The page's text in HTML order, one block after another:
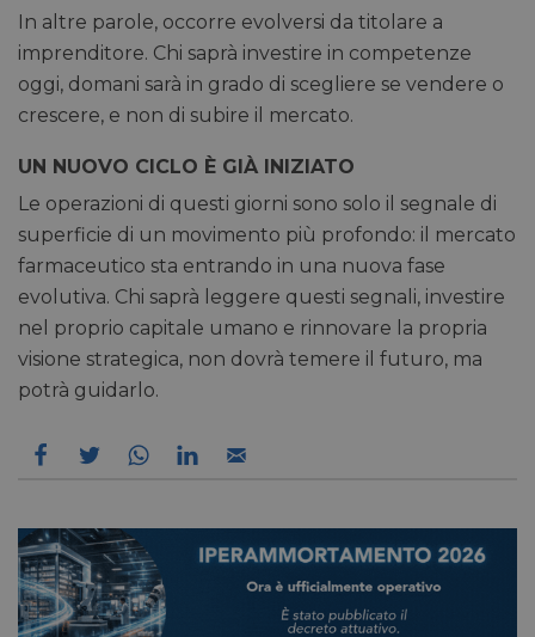
In altre parole, occorre evolversi da titolare a
imprenditore. Chi saprà investire in competenze
oggi, domani sarà in grado di scegliere se vendere o
crescere, e non di subire il mercato.
UN NUOVO CICLO È GIÀ INIZIATO
Le operazioni di questi giorni sono solo il segnale di
superficie di un movimento più profondo: il mercato
farmaceutico sta entrando in una nuova fase
evolutiva. Chi saprà leggere questi segnali, investire
nel proprio capitale umano e rinnovare la propria
visione strategica, non dovrà temere il futuro, ma
potrà guidarlo.